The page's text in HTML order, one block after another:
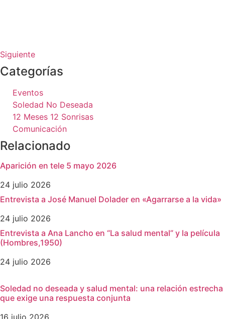
Siguiente
Categorías
Eventos
Soledad No Deseada
12 Meses 12 Sonrisas
Comunicación
Relacionado
Aparición en tele 5 mayo 2026
24 julio 2026
Entrevista a José Manuel Dolader en «Agarrarse a la vida»
24 julio 2026
Entrevista a Ana Lancho en “La salud mental” y la película
(Hombres,1950)
24 julio 2026
Soledad no deseada y salud mental: una relación estrecha
que exige una respuesta conjunta
16 julio 2026